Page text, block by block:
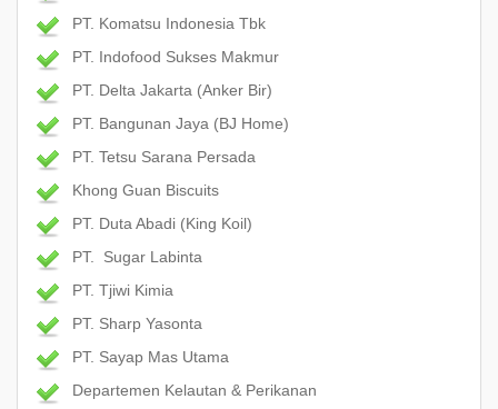
PT. Komatsu Indonesia Tbk
PT. Indofood Sukses Makmur
PT. Delta Jakarta (Anker Bir)
PT. Bangunan Jaya (BJ Home)
PT. Tetsu Sarana Persada
Khong Guan Biscuits
PT. Duta Abadi (King Koil)
PT. Sugar Labinta
PT. Tjiwi Kimia
PT. Sharp Yasonta
PT. Sayap Mas Utama
Departemen Kelautan & Perikanan